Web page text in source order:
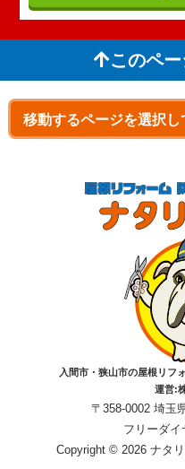
このペ
入間市・狭山市の屋根リフ
運営:
〒358-0002 埼玉
フリーダイ
Copyright © 2026 ナタ